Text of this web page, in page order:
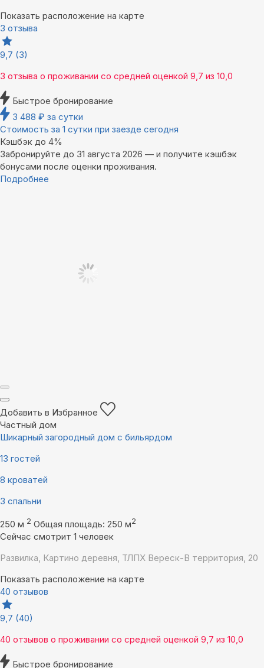
Показать расположение на карте
3 отзыва
9,7 (3)
3 отзыва о проживании со средней оценкой 9,7 из 10,0
Быстрое бронирование
3 488 ₽ за сутки
Стоимость за 1 сутки при заезде сегодня
Кэшбэк до 4%
Забронируйте до 31 августа 2026 — и получите кэшбэк
бонусами после оценки проживания.
Подробнее
Добавить в Избранное
Частный дом
Шикарный загородный дом с бильярдом
13 гостей
8 кроватей
3 спальни
250 м 2 Общая площадь: 250 м2
Сейчас смотрит 1 человек
Развилка, Картино деревня, ТЛПХ Вереск-В территория, 20
Показать расположение на карте
40 отзывов
9,7 (40)
40 отзывов о проживании со средней оценкой 9,7 из 10,0
Быстрое бронирование